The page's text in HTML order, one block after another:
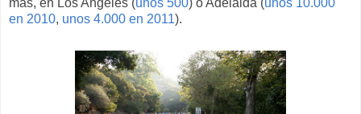
más, en Los Angeles (unos 500) o Adelaida (unos 10.000
en 2010, unos 4.000 en 2011).